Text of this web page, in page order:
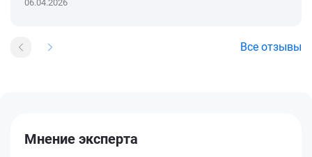
06.04.2026
Все отзывы
Мнение эксперта